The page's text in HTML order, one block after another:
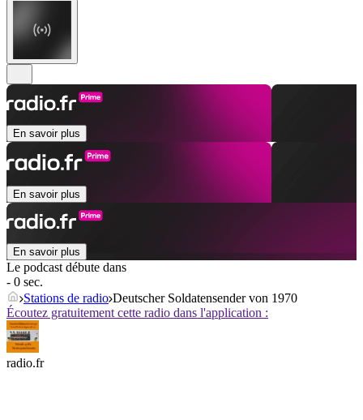
En savoir plus
En savoir plus
En savoir plus
Le podcast débute dans
- 0 sec.
Stations de radio Deutscher Soldatensender von 1970
Écoutez gratuitement cette radio dans l'application :
radio.fr